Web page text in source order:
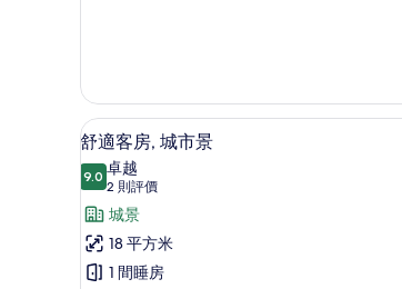
露
台
的
相
片
房,
露
台
詳
情
載
入
所
有
舒
適
舒適客房, 城市
4
舒適客房, 城市景
9.09.0 分，滿分 10 分
卓越
2 則評價
(2
則
評
價)
城景
18 平方米
1 間睡房